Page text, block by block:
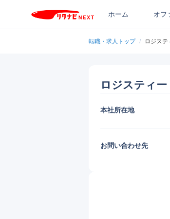
ホーム オフ
転職・求人トップ / ロジス
ロジスティ
本社所在地
お問い合わせ先